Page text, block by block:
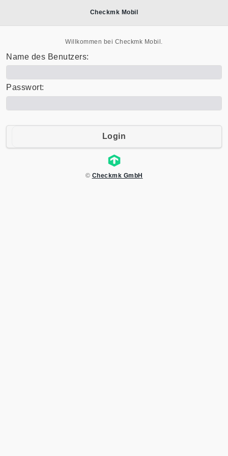
Checkmk Mobil
Willkommen bei Checkmk Mobil.
Name des Benutzers:
Passwort:
Login
© Checkmk GmbH